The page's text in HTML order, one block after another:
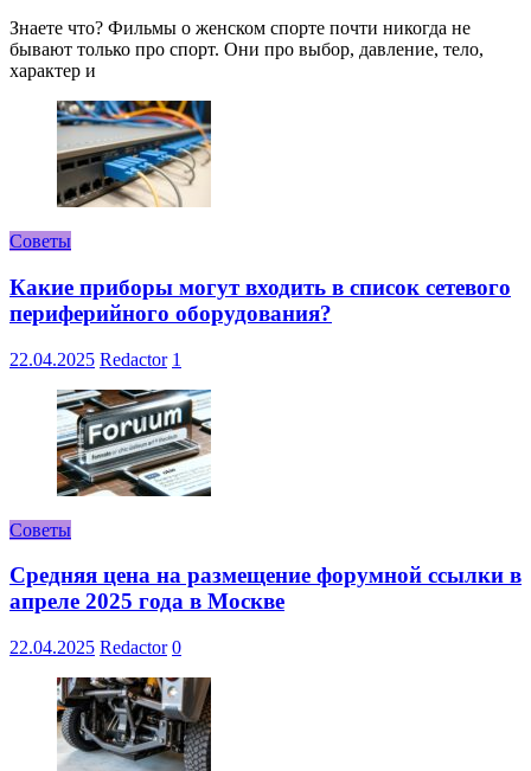
Знаете что? Фильмы о женском спорте почти никогда не
бывают только про спорт. Они про выбор, давление, тело,
характер и
Советы
Какие приборы могут входить в список сетевого
периферийного оборудования?
22.04.2025 Redactor 1
Советы
Средняя цена на размещение форумной ссылки в
апреле 2025 года в Москве
22.04.2025 Redactor 0